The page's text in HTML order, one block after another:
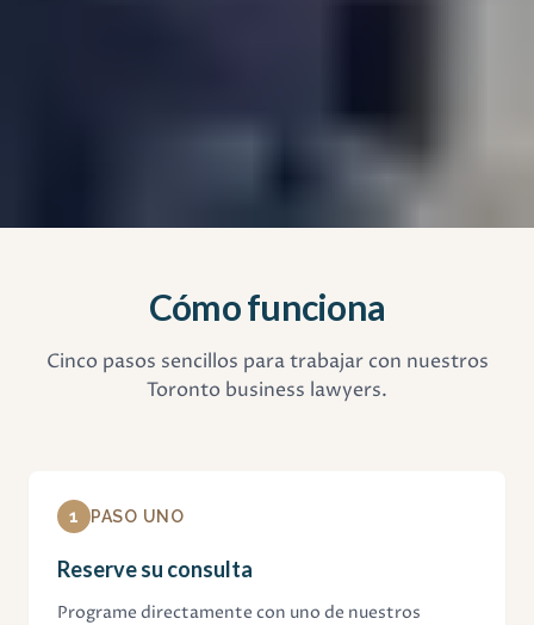
Cómo funciona
Cinco pasos sencillos para trabajar con nuestros
Toronto business lawyers.
1 PASO UNO
Reserve su consulta
Programe directamente con uno de nuestros